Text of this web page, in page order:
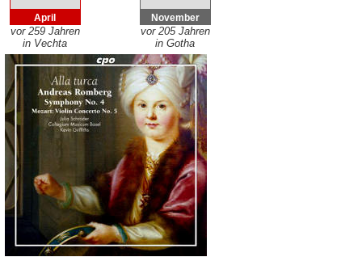
April
vor 259 Jahren
in Vechta
November
vor 205 Jahren
in Gotha